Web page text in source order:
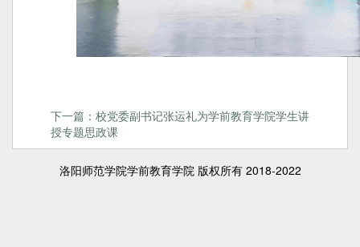
下一篇：校党委副书记张运礼为学前教育学院学生讲
授专题思政课
洛阳师范学院学前教育学院 版权所有 2018-2022